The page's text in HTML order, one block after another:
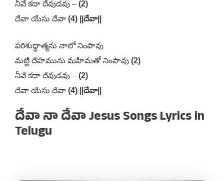
నీవే కదా దేవుడవు – (2)
దేవా యేసు దేవా (4) ||దేవా||
పరిశుద్ధాత్మను నాలో నింపావు
మట్టి దేహమును మహిమతో నింపావు (2)
నీవే కదా దేవుడవు – (2)
దేవా యేసు దేవా (4) ||దేవా||
దేవా నా దేవా Jesus Songs Lyrics in
Telugu